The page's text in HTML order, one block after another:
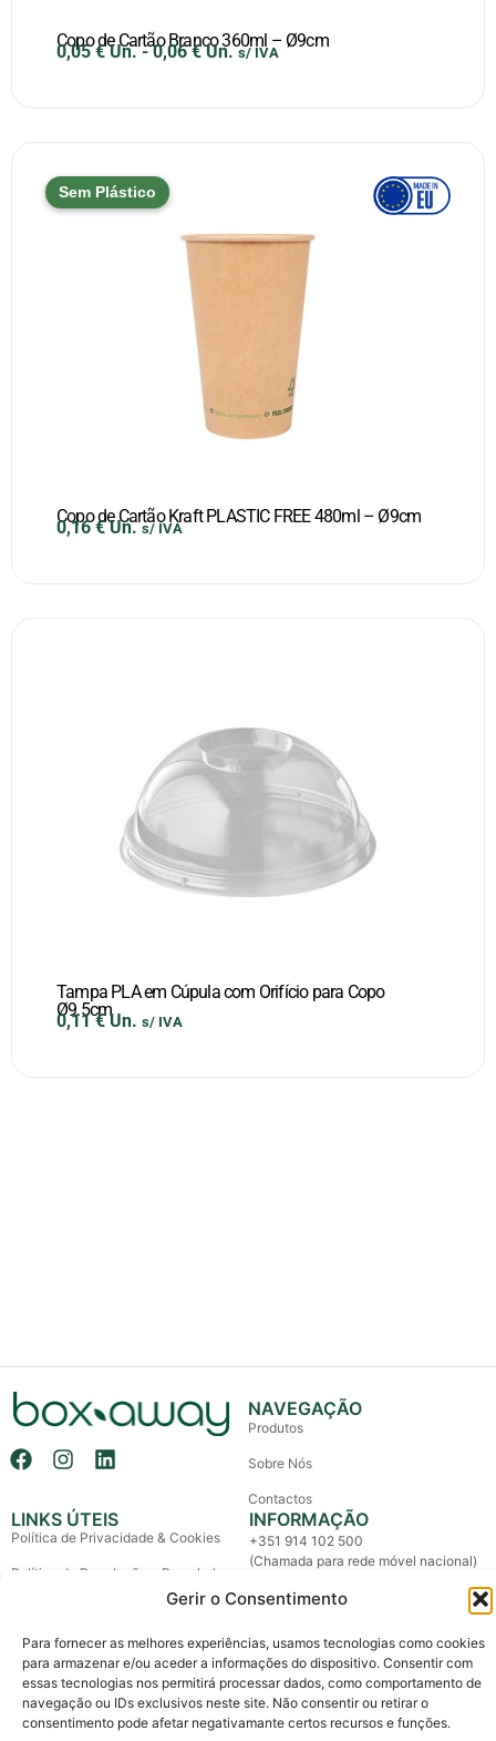
Gerir o Consentimento
Para fornecer as melhores experiências, usamos tecnologias como cookies
para armazenar e/ou aceder a informações do dispositivo. Consentir com
essas tecnologias nos permitirá processar dados, como comportamento de
navegação ou IDs exclusivos neste site. Não consentir ou retirar o
consentimento pode afetar negativamante certos recursos e funções.
Copo de Cartão Branco 360ml – Ø9cm
0,05€ Un.-0,06€ Un. s/ IVA
Sem Plástico
Copo de Cartão Kraft PLASTIC FREE 480ml – Ø9cm
0,16€ Un. s/ IVA
Tampa PLA em Cúpula com Orifício para Copo
Ø9.5cm
0,11€ Un. s/ IVA
NAVEGAÇÃO
Produtos
Sobre Nós
Contactos
LINKS ÚTEIS
Política de Privacidade & Cookies
Política de Devolução e Reembolso
Litígios de Consumo
Livro de Reclamações
INFORMAÇÃO
+351 914 102 500
(Chamada para rede móvel nacional)
info@boxaway.pt
Copyright © 2026 Box Away – All Rights Reserved.